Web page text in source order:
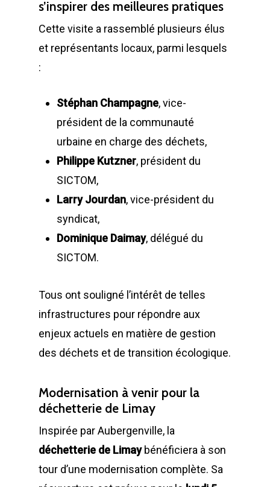
s’inspirer des meilleures pratiques
Cette visite a rassemblé plusieurs élus
et représentants locaux, parmi lesquels
:
Stéphan Champagne, vice-
président de la communauté
urbaine en charge des déchets,
Philippe Kutzner, président du
SICTOM,
Larry Jourdan, vice-président du
syndicat,
Dominique Daimay, délégué du
SICTOM.
Tous ont souligné l’intérêt de telles
infrastructures pour répondre aux
enjeux actuels en matière de gestion
des déchets et de transition écologique.
Modernisation à venir pour la
déchetterie de Limay
Inspirée par Aubergenville, la
déchetterie de Limaybénéficiera à son
tour d’une modernisation complète. Sa
LA SOCIÉTÉ
Notre culture
Quelques chiffres
Nos infrastructures
Nos équipes
Postes Fixes vérins
courts
Lève Conteneurs
Bennes ampliroll
Bennes TANKER
Bennes de Collecte
MAINTENANCE
ACTUALITÉS
CONTACT